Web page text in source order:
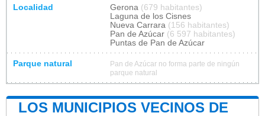
Localidad Gerona (679 habitantes)
Laguna de los Cisnes
Nueva Carrara (156 habitantes)
Pan de Azúcar (6 597 habitantes)
Puntas de Pan de Azúcar
Parque natural
Pan de Azúcar no forma parte de ningún
parque natural
LOS MUNICIPIOS VECINOS DE